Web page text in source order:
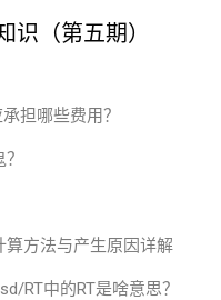
识（第五期）
担哪些费用？
算方法与产生原因详解
RT中的RT是啥意思？